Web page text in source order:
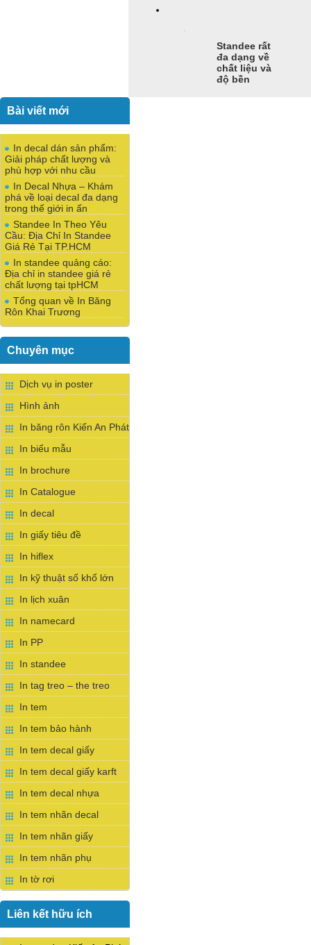
Standee rất
đa dạng về
chất liệu và
độ bền
Bài viết mới
In decal dán sản phẩm:
Giải pháp chất lượng và
phù hợp với nhu cầu
In Decal Nhựa – Khám
phá về loại decal đa dạng
trong thế giới in ấn
Standee In Theo Yêu
Cầu: Địa Chỉ In Standee
Giá Rẻ Tại TP.HCM
In standee quảng cáo:
Địa chỉ in standee giá rẻ
chất lượng tại tpHCM
Tổng quan về In Băng
Rôn Khai Trương
Chuyên mục
Dịch vụ in poster
Hình ảnh
In băng rôn Kiến An Phát
In biểu mẫu
In brochure
In Catalogue
In decal
In giấy tiêu đề
In hiflex
In kỹ thuật số khổ lớn
In lịch xuân
In namecard
In PP
In standee
In tag treo – the treo
In tem
In tem bảo hành
In tem decal giấy
In tem decal giấy karft
In tem decal nhựa
In tem nhãn decal
In tem nhãn giấy
In tem nhãn phụ
In tờ rơi
Liên kết hữu ích